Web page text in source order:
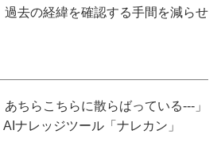
過去の経緯を確認する手間を減らせ
あちらこちらに散らばっている---」
ナレッジツール「ナレカン」